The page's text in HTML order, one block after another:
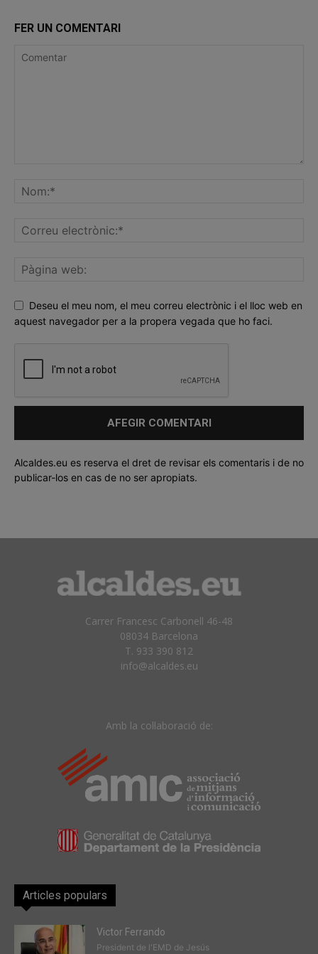
FER UN COMENTARI
Deseu el meu nom, el meu correu electrònic i el lloc web en
aquest navegador per a la propera vegada que ho faci.
Alcaldes.eu es reserva el dret de revisar els comentaris i de no
publicar-los en cas de no ser apropiats.
Carrer Francesc Carbonell 46-48
08034 Barcelona
T. 933 390 812
info@alcaldes.eu
Amb la col·laboració de:
Articles populars
Victor Ferrando
President de l'EMD de Jesús